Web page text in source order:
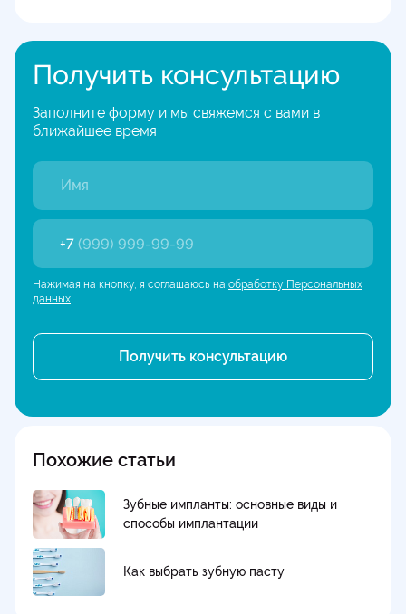
Получить консультацию
Заполните форму и мы свяжемся с вами в
ближайшее время
+7 (999) 999-99-99
Нажимая на кнопку, я соглашаюсь на обработку Персональных
данных
Похожие статьи
Зубные импланты: основные виды и
способы имплантации
Как выбрать зубную пасту